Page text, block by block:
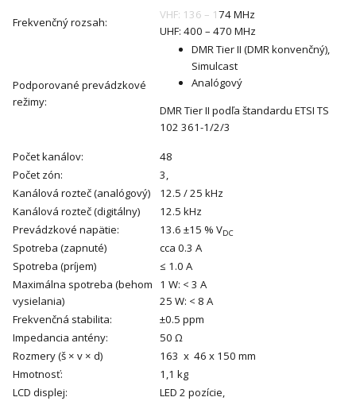
Frekvenčný rozsah:
VHF: 136 – 174 MHz
UHF: 400 – 470 MHz
Podporované prevádzkové
režimy:
DMR Tier II (DMR konvenčný),
Simulcast
Analógový
DMR Tier II podľa štandardu ETSI TS
102 361-1/2/3
Počet kanálov:
48
Počet zón:
3,
Kanálová rozteč (analógový)
12.5 / 25 kHz
Kanálová rozteč (digitálny)
12.5 kHz
Prevádzkové napätie:
13.6 ±15 % VDC
Spotreba (zapnuté)
cca 0.3 A
Spotreba (príjem)
≤ 1.0 A
Maximálna spotreba (behom
vysielania)
1 W: < 3 A
25 W: < 8 A
Frekvenčná stabilita:
±0.5 ppm
Impedancia antény:
50 Ω
Rozmery (š × v × d)
163 x 46 x 150 mm
Hmotnosť:
1,1 kg
LCD displej:
LED 2 pozície,